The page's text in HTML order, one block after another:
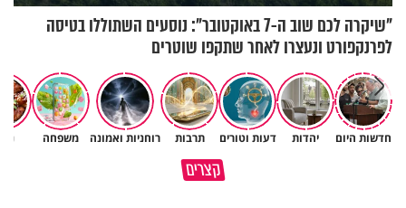
"שיקרה לכם שוב ה-7 באוקטובר": נוסעים השתוללו בטיסה
לפרנקפורט ונעצרו לאחר שתקפו שוטרים
חדשות היום יהדות דעות וטורים תרבות רוחניות ואמונה משפחה
קצרים
מתחילים לעבוד לקראת ראש
הרגעים הקשים ביותר בחיים